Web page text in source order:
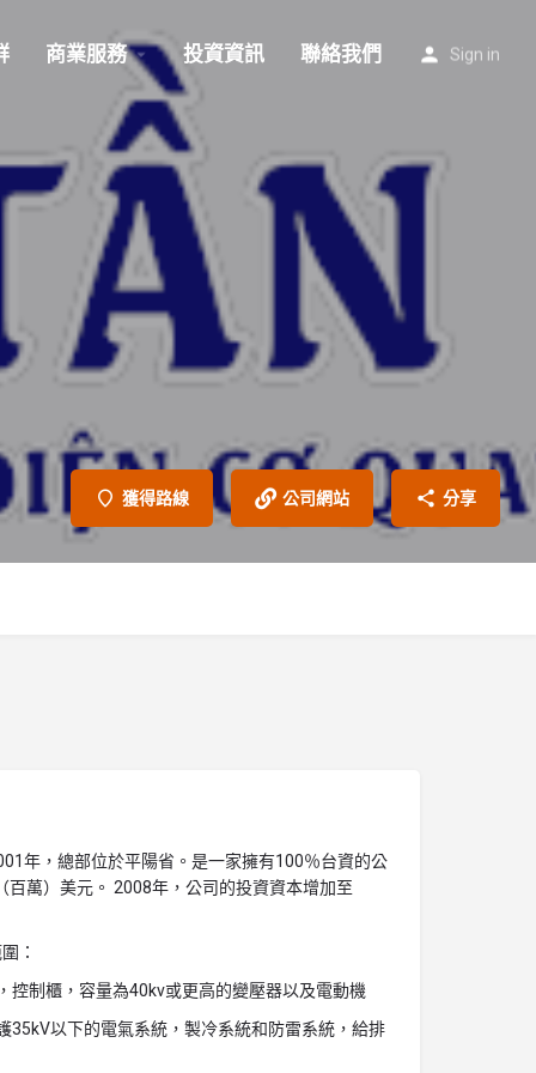
商業服務 投資資訊 聯絡我們 Sign in
獲得路線 公司網站 分享
年，總部位於平陽省。是一家擁有100％台資的公
百萬）美元。 2008年，公司的投資資本增加至
：
控制櫃，容量為40kv或更高的變壓器以及電動機
35kV以下的電氣系統，製冷系統和防雷系統，給排